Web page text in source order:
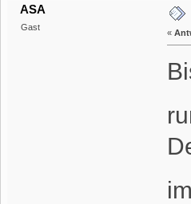
ASA
Gast
«